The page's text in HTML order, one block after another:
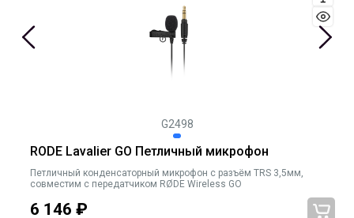
G2498
RODE Lavalier GO Петличный микрофон
Петличный конденсаторный микрофон c разъём TRS 3,5мм,
совместим с передатчиком RØDE Wireless GO
6 146 ₽